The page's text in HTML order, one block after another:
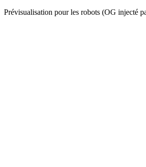
Prévisualisation pour les robots (OG injecté